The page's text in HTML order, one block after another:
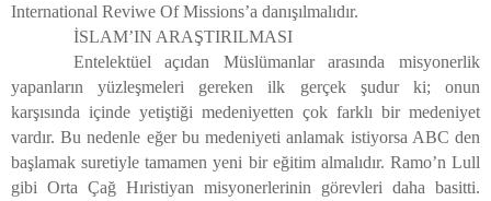
International Reviwe Of Missions’a danışılmalıdır.
İSLAM’IN ARAŞTIRILMASI
Entelektüel açıdan Müslümanlar arasında misyonerlik
yapanların yüzleşmeleri gereken ilk gerçek şudur ki; onun
karşısında içinde yetiştiği medeniyetten çok farklı bir medeniyet
vardır. Bu nedenle eğer bu medeniyeti anlamak istiyorsa ABC den
başlamak suretiyle tamamen yeni bir eğitim almalıdır. Ramo’n Lull
gibi Orta Çağ Hıristiyan misyonerlerinin görevleri daha basitti.